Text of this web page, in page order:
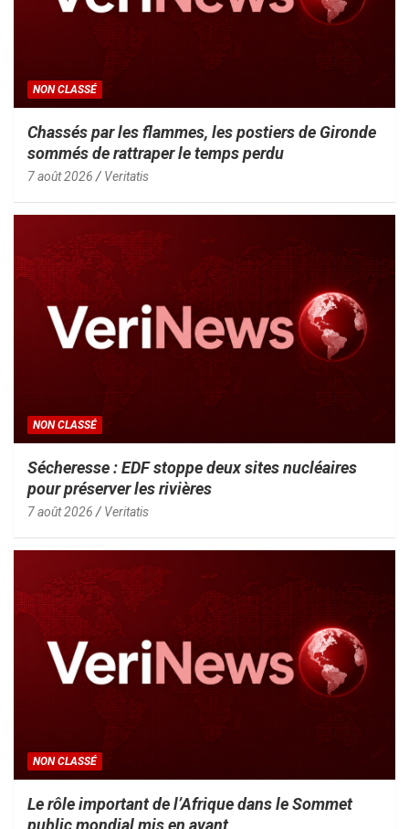
NON CLASSÉ
Chassés par les flammes, les postiers de Gironde
sommés de rattraper le temps perdu
7 août 2026 Veritatis
NON CLASSÉ
Sécheresse : EDF stoppe deux sites nucléaires
pour préserver les rivières
7 août 2026 Veritatis
NON CLASSÉ
Le rôle important de l’Afrique dans le Sommet
public mondial mis en avant